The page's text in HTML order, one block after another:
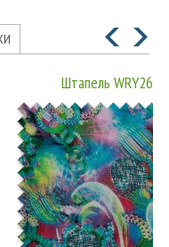
Штапель WRY269